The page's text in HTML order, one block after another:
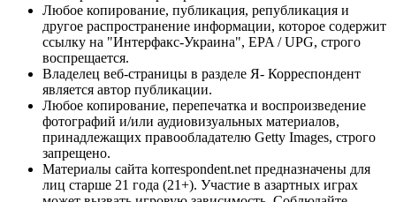
Любое копирование, публикация, републикация и
другое распространение информации, которое содержит
ссылку на "Интерфакс-Украина", EPA / UPG, строго
воспрещается.
Владелец веб-страницы в разделе Я- Корреспондент
является автор публикации.
Любое копирование, перепечатка и воспроизведение
фотографий и/или аудиовизуальных материалов,
принадлежащих правообладателю Getty Images, строго
запрещено.
Материалы сайта korrespondent.net предназначены для
лиц старше 21 года (21+). Участие в азартных играх